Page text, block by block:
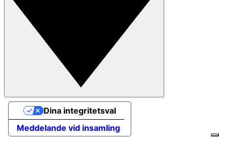
Meddelande vid insamling
Dina integritetsval